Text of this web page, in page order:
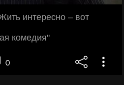
интересно – вот
комедия"
0